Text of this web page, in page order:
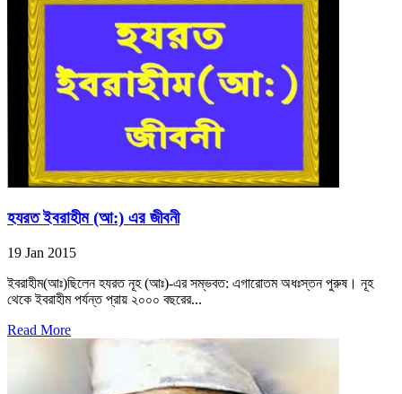
হযরত ইবরাহীম (আ:) এর জীবনী
19 Jan 2015
ইবরাহীম(আঃ)ছিলেন হযরত নূহ (আঃ)-এর সম্ভবত: এগারোতম অধঃস্তন পুরুষ। নূহ
থেকে ইবরাহীম পর্যন্ত প্রায় ২০০০ বছরের...
Read More